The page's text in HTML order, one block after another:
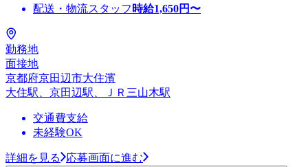
配送・物流スタッフ 時給1,650円〜
勤務地
面接地
京都府京田辺市大住濱
大住駅、京田辺駅、ＪＲ三山木駅
交通費支給
未経験OK
詳細を見る 応募画面に進む